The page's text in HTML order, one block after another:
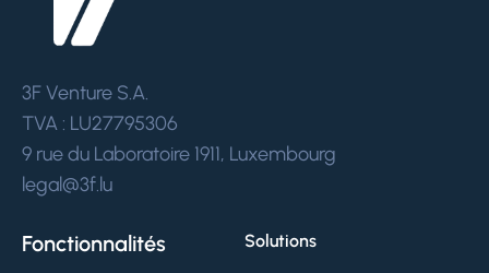
3F Venture S.A.
TVA : LU27795306
9 rue du Laboratoire 1911, Luxembourg
legal@3f.lu
Fonctionnalités Solutions